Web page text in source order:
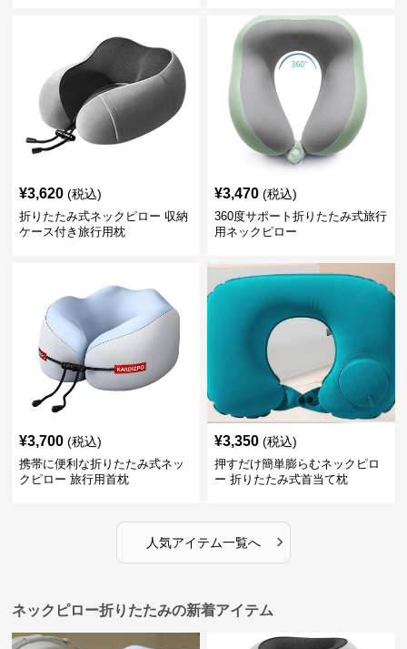
¥3,620 (税込)
折りたたみ式ネックピロー 収納
ケース付き旅行用枕
¥3,470 (税込)
360度サポート折りたたみ式旅行
用ネックピロー
¥3,700 (税込)
携帯に便利な折りたたみ式ネッ
クピロー 旅行用首枕
¥3,350 (税込)
押すだけ簡単膨らむネックピロ
ー 折りたたみ式首当て枕
人気アイテム一覧へ ›
ネックピロー折りたたみの新着アイテム